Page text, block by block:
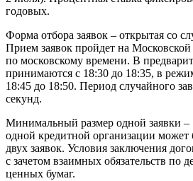
годовых.
Форма отбора заявок – открытая со
Прием заявок пройдет на
по московскому времени. В
принимаются с 18:30 до 18:35, в
18:45 до 18:50. Период случайного
секунд.
Минимальный размер одной заявки
одной кредитной организации может
двух заявок. Условия заключения
с зачетом взаимных обязательств по
ценных бумаг.